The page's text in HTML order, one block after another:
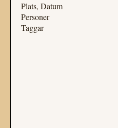
Plats, Datum
Personer
Taggar